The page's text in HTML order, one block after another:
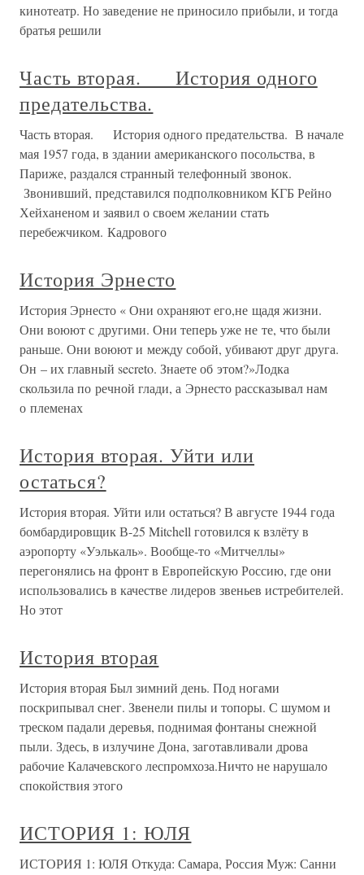
кинотеатр. Но заведение не приносило прибыли, и тогда
братья решили
Часть вторая. История одного
предательства.
Часть вторая. История одного предательства. В начале
мая 1957 года, в здании американского посольства, в
Париже, раздался странный телефонный звонок.
Звонивший, представился подполковником КГБ Рейно
Хейханеном и заявил о своем желании стать
перебежчиком. Кадрового
История Эрнесто
История Эрнесто « Они охраняют его,не щадя жизни.
Они воюют с другими. Они теперь уже не те, что были
раньше. Они воюют и между собой, убивают друг друга.
Он – их главный secreto. Знаете об этом?»Лодка
скользила по речной глади, а Эрнесто рассказывал нам
о племенах
История вторая. Уйти или
остаться?
История вторая. Уйти или остаться? В августе 1944 года
бомбардировщик В-25 Mitchell готовился к взлёту в
аэропорту «Уэлькаль». Вообще-то «Митчеллы»
перегонялись на фронт в Европейскую Россию, где они
использовались в качестве лидеров звеньев истребителей.
Но этот
История вторая
История вторая Был зимний день. Под ногами
поскрипывал снег. Звенели пилы и топоры. С шумом и
треском падали деревья, поднимая фонтаны снежной
пыли. Здесь, в излучине Дона, заготавливали дрова
рабочие Калачевского леспромхоза.Ничто не нарушало
спокойствия этого
ИСТОРИЯ 1: ЮЛЯ
ИСТОРИЯ 1: ЮЛЯ Откуда: Самара, Россия Муж: Санни